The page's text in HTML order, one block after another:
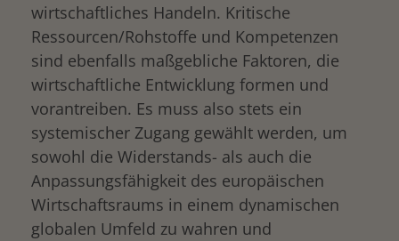
wirtschaftliches Handeln. Kritische
Ressourcen/Rohstoffe und Kompetenzen
sind ebenfalls maßgebliche Faktoren, die
wirtschaftliche Entwicklung formen und
vorantreiben. Es muss also stets ein
systemischer Zugang gewählt werden, um
sowohl die Widerstands- als auch die
Anpassungsfähigkeit des europäischen
Wirtschaftsraums in einem dynamischen
globalen Umfeld zu wahren und